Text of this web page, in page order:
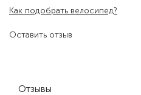
Оставить отзыв
Как подобрать велосипед?
Отзывы